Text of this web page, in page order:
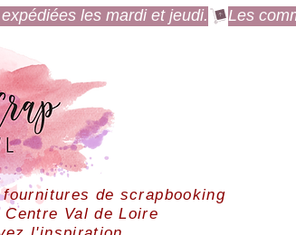
les mardi et jeudi.
de scrapbooking
Centre Val de Loire